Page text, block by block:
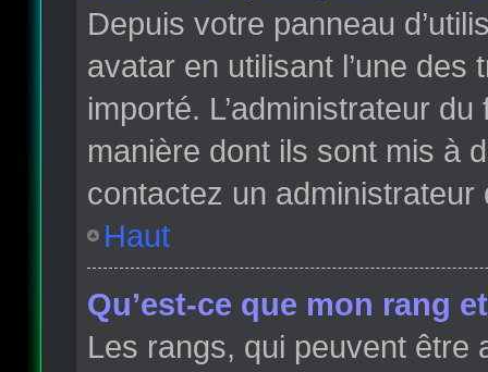
Depuis votre panneau
avatar en utilisant l’une
importé. L’administrateur
manière dont ils sont mis à
contactez un administrateur
Haut
Qu’est-ce que mon rang
Les rangs, qui peuvent être